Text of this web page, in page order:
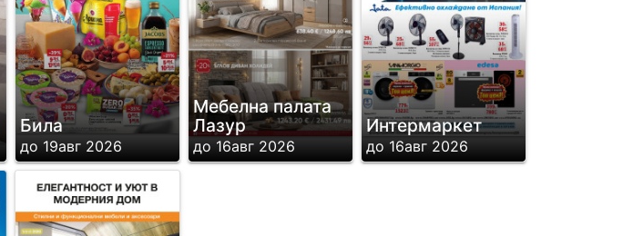
Била
до 19авг 2026
Мебелна палата
Лазур
до 16авг 2026
Интермаркет
до 16авг 2026